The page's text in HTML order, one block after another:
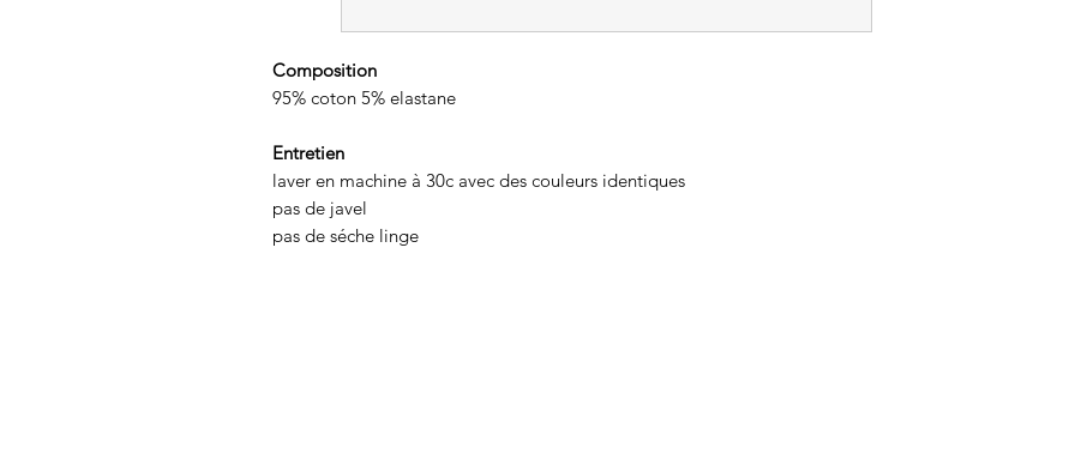
Composition
95% coton 5% elastane
Entretien
laver en machine à 30c avec des couleurs identiques
pas de javel
pas de séche linge